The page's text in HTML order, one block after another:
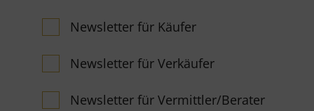
Newsletter für Käufer
Newsletter für Verkäufer
Newsletter für Vermittler/Berater